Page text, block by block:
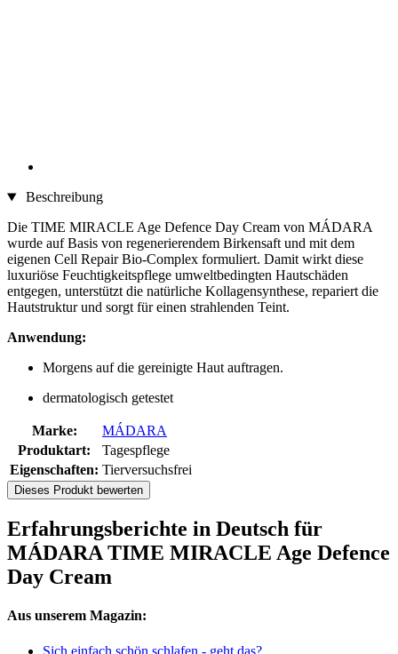
Beschreibung
Die TIME MIRACLE Age Defence Day Cream von MÁDARA
wurde auf Basis von regenerierendem Birkensaft und mit dem
eigenen Cell Repair Bio-Complex formuliert. Damit wirkt diese
luxuriöse Feuchtigkeitspflege umweltbedingten Hautschäden
entgegen, unterstützt die natürliche Kollagensynthese, repariert die
Hautstruktur und sorgt für einen strahlenden Teint.
Anwendung:
Morgens auf die gereinigte Haut auftragen.
dermatologisch getestet
Marke:
MÁDARA
Produktart:
Tagespflege
Eigenschaften: Tierversuchsfrei
Dieses Produkt bewerten
Erfahrungsberichte in Deutsch für
MÁDARA TIME MIRACLE Age Defence
Day Cream
Aus unserem Magazin:
Sich einfach schön schlafen - geht das?